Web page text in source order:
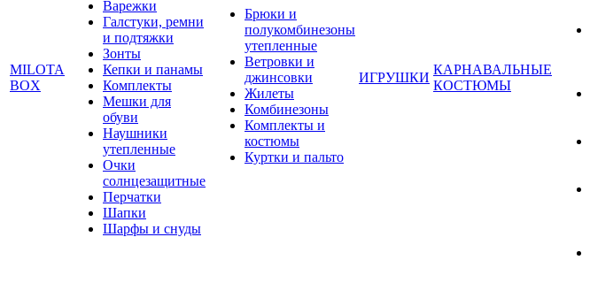
MILOTA
BOX
Варежки
Галстуки, ремни
и подтяжки
Зонты
Кепки и панамы
Комплекты
Мешки для
обуви
Наушники
утепленные
Очки
солнцезащитные
Перчатки
Шапки
Шарфы и снуды
Брюки и
полукомбинезоны
утепленные
Ветровки и
джинсовки
Жилеты
Комбинезоны
Комплекты и
костюмы
Куртки и пальто
ИГРУШКИ
КАРНАВАЛЬНЫЕ
КОСТЮМЫ